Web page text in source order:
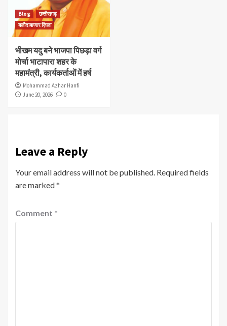
Blog
छत्तीसगढ़
बलौदाबाजार ज़िला
भीखम यदु बने भाजपा पिछड़ा वर्ग
मोर्चा भाटापारा शहर के
महामंत्री, कार्यकर्ताओं में हर्ष
Mohammad Azhar Hanfi
June 20, 2026
0
Leave a Reply
Your email address will not be published. Required fields
are marked*
Comment *